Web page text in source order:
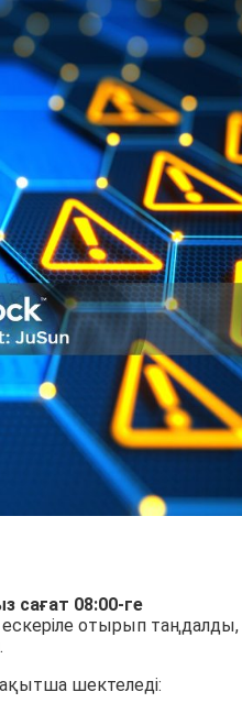
сағат 08:00-ге
ескеріле отырып таңдалды,
шектеледі: